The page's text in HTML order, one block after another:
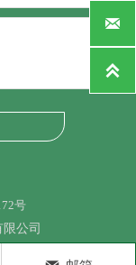
号
公司

